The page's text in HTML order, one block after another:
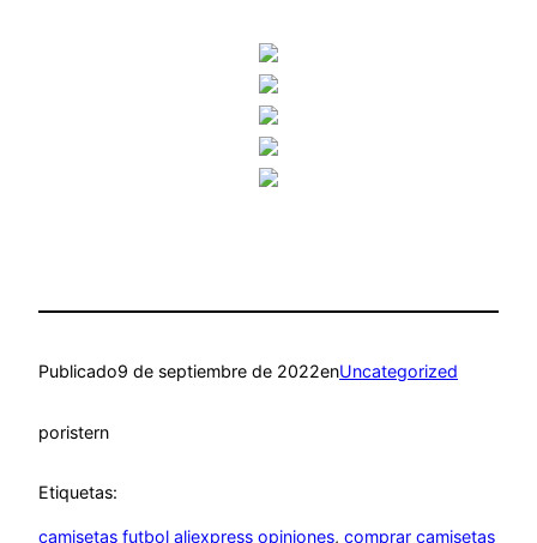
Publicado9 de septiembre de 2022enUncategorized
poristern
Etiquetas:
camisetas futbol aliexpress opiniones, comprar camisetas